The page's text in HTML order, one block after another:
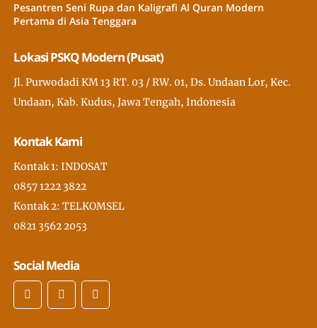
Pesantren Seni Rupa dan Kaligrafi Al Quran Modern
Pertama di Asia Tenggara
Lokasi PSKQ Modern (Pusat)
Jl. Purwodadi KM 13 RT. 03 / RW. 01, Ds. Undaan Lor, Kec.
Undaan, Kab. Kudus, Jawa Tengah, Indonesia
Kontak Kami
Kontak 1: INDOSAT
0857 1222 3822
Kontak 2: TELKOMSEL
0821 3562 2053
Social Media